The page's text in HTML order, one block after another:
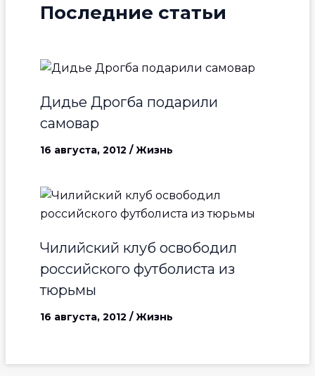
Последние статьи
Дидье Дрогба подарили
самовар
16 августа, 2012 /Жизнь
Чилийский клуб освободил
российского футболиста из
тюрьмы
16 августа, 2012 /Жизнь